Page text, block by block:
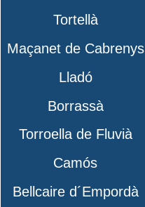
Tortellà
Maçanet de Cabrenys
Lladó
Borrassà
Torroella de Fluvià
Camós
Bellcaire d´Empordà